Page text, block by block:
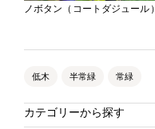
ノボタン（コートダジュール）
低木 半常緑 常緑
カテゴリーから探す